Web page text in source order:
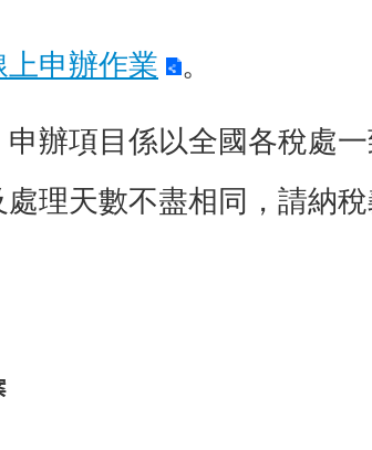
上申辦作業 。
辦項目係以全國各稅處
理天數不盡相同，請納